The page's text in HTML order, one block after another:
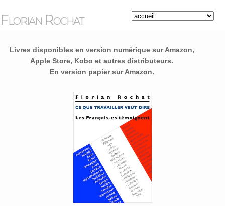
Florian Rochat
Livres disponibles en version numérique sur Amazon,
Apple Store, Kobo et autres distributeurs.
En version papier sur Amazon.